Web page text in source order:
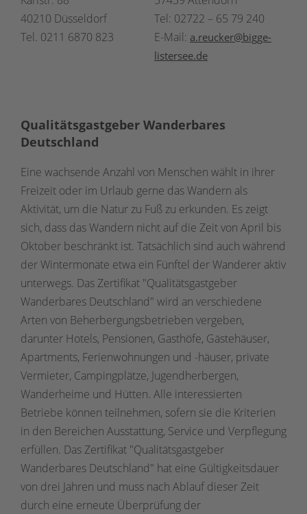
40210 Düsseldorf
Tel. 0211 6870 823
Tel: 02722 – 65 79 240
E-Mail: a.reucker@bigge-
listersee.de
Qualitätsgastgeber Wanderbares
Deutschland
Eine wachsende Anzahl von Menschen wählt in ihrer
Freizeit oder im Urlaub gerne das Wandern als
Aktivität, um die Natur zu Fuß zu erkunden. Es zeigt
sich, dass das Wandern nicht auf die Zeit von April bis
Oktober beschränkt ist. Tatsächlich sind auch während
der Wintermonate etwa ein Fünftel der Wanderer aktiv
unterwegs. Das Zertifikat "Qualitätsgastgeber
Wanderbares Deutschland" wird an verschiedene
Arten von Beherbergungsbetrieben vergeben,
darunter Hotels, Pensionen, Gasthöfe, Gästehäuser,
Apartments, Ferienwohnungen und -häuser, private
Vermieter, Campingplätze, Jugendherbergen,
Wanderheime und Hütten. Alle interessierten
Betriebe können teilnehmen, sofern sie die Kriterien
in den Bereichen Ausstattung, Service und Verpflegung
erfüllen. Das Zertifikat "Qualitätsgastgeber
Wanderbares Deutschland" hat eine Gültigkeitsdauer
von drei Jahren und muss nach Ablauf dieser Zeit
durch eine erneute Überprüfung der